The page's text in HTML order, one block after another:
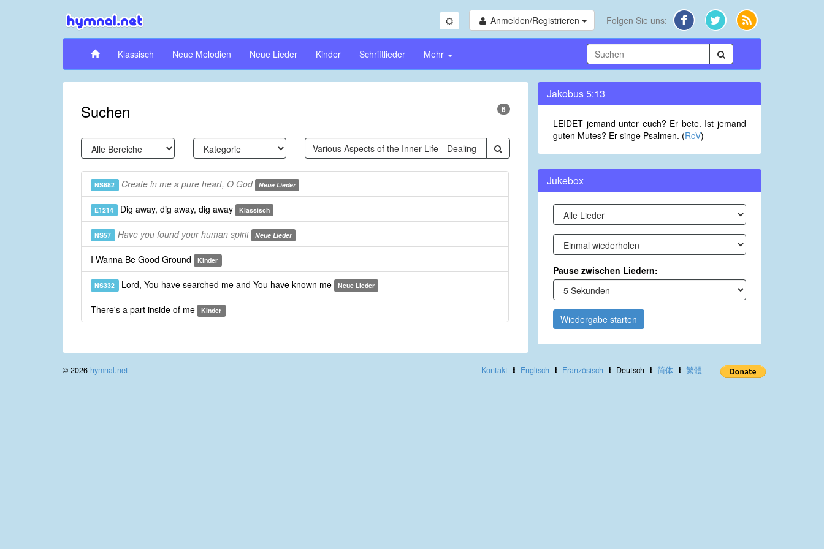
Anmelden/Registrieren Folgen Sie uns:
Klassisch Neue Melodien Neue Lieder Kinder Schriftlieder Mehr
Suchen 6
NS682 Create in me a pure heart, O God Neue Lieder
E1214 Dig away, dig away, dig away Klassisch
NS57 Have you found your human spirit Neue Lieder
I Wanna Be Good Ground Kinder
NS332 Lord, You have searched me and You have known me Neue Lieder
There's a part inside of me Kinder
Jakobus 5:13
LEIDET jemand unter euch? Er bete. Ist jemand
guten Mutes? Er singe Psalmen. (RcV)
Jukebox
Pause zwischen Liedern:
Wiedergabe starten
Kontakt Englisch Französisch Deutsch 简体 繁體
© 2026 hymnal.net